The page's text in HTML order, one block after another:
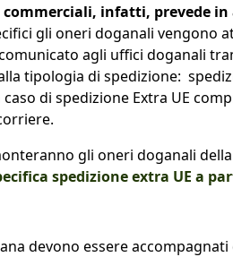
infatti, prevede
gli oneri doganali vengono
agli uffici doganali
tipologia di spedizione:
di spedizione Extra UE
gli oneri doganali
spedizione extra UE a
devono essere